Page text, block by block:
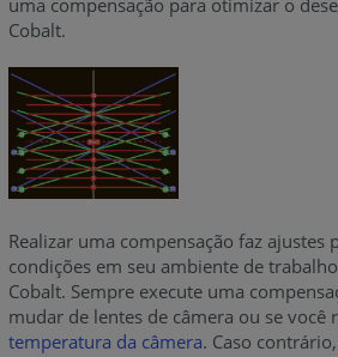
Cobalt.
Realizar uma compensação faz ajustes
condições em seu ambiente de
Cobalt. Sempre execute uma
mudar de lentes de câmera ou se você
temperatura da câmera. Caso